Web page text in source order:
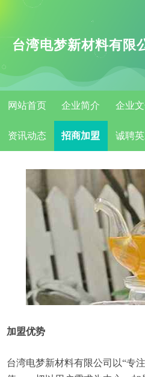
台湾电梦新材料有限
网站首页 企业简介 企业
资讯动态 招商加盟 诚聘
加盟优势
台湾电梦新材料有限公司以“专